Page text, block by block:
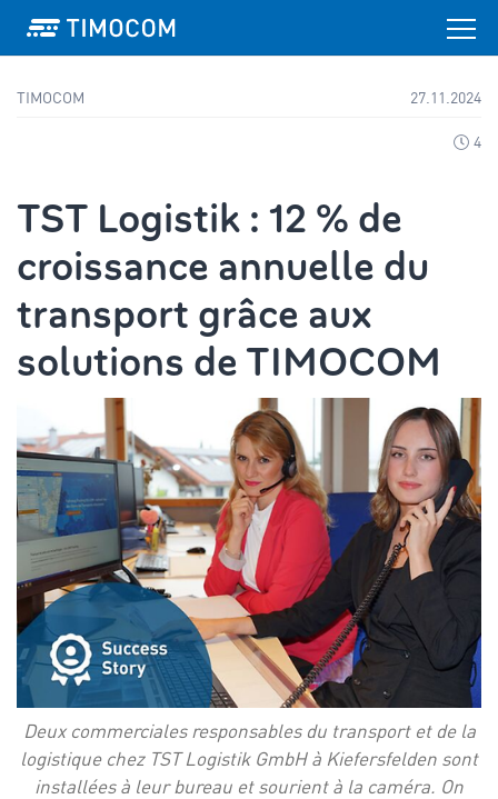
TIMOCOM 27.11.2024
4
TST Logistik : 12 % de
croissance annuelle du
transport grâce aux
solutions de TIMOCOM
Deux commerciales responsables du transport et de la
logistique chez TST Logistik GmbH à Kiefersfelden sont
installées à leur bureau et sourient à la caméra. On